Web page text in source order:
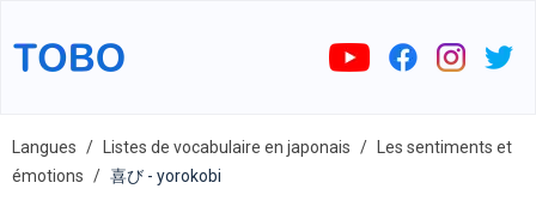
Langues Listes de vocabulaire en japonais
Les sentiments et
émotions
喜び - yorokobi